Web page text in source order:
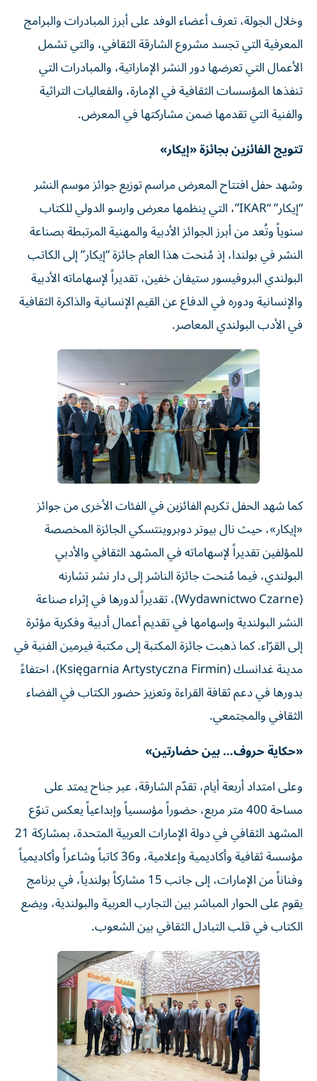
وخلال الجولة، تعرف أعضاء الوفد على أبرز المبادرات والبرامج
المعرفية التي تجسد مشروع الشارقة الثقافي، والتي تشمل
الأعمال التي تعرضها دور النشر الإماراتية، والمبادرات التي
تنفذها المؤسسات الثقافية في الإمارة، والفعاليات التراثية
والفنية التي تقدمها ضمن مشاركتها في المعرض.
تتويج الفائزين بجائزة «إيكار»
وشهد حفل افتتاح المعرض مراسم توزيع جوائز موسم النشر
“إيكار” “IKAR”، التي ينظمها معرض وارسو الدولي للكتاب
سنوياً وتُعد من أبرز الجوائز الأدبية والمهنية المرتبطة بصناعة
النشر في بولندا، إذ مُنحت هذا العام جائزة “إيكار” إلى الكاتب
البولندي البروفيسور ستيفان خفين، تقديراً لإسهاماته الأدبية
والإنسانية ودوره في الدفاع عن القيم الإنسانية والذاكرة الثقافية
في الأدب البولندي المعاصر.
كما شهد الحفل تكريم الفائزين في الفئات الأخرى من جوائز
«إيكار»، حيث نال بيوتر دوبروينتسكي الجائزة المخصصة
للمؤلفين تقديراً لإسهاماته في المشهد الثقافي والأدبي
البولندي، فيما مُنحت جائزة الناشر إلى دار نشر تشارنه
(Wydawnictwo Czarne)، تقديراً لدورها في إثراء صناعة
النشر البولندية وإسهامها في تقديم أعمال أدبية وفكرية مؤثرة
إلى القرّاء. كما ذهبت جائزة المكتبة إلى مكتبة فيرمين الفنية في
مدينة غدانسك (Księgarnia Artystyczna Firmin)، احتفاءً
بدورها في دعم ثقافة القراءة وتعزيز حضور الكتاب في الفضاء
الثقافي والمجتمعي.
«حكاية حروف… بين حضارتين»
وعلى امتداد أربعة أيام، تقدّم الشارقة، عبر جناح يمتد على
مساحة 400 متر مربع، حضوراً مؤسسياً وإبداعياً يعكس تنوّع
المشهد الثقافي في دولة الإمارات العربية المتحدة، بمشاركة 21
مؤسسة ثقافية وأكاديمية وإعلامية، و36 كاتباً وشاعراً وأكاديمياً
وفناناً من الإمارات، إلى جانب 15 مشاركاً بولندياً، في برنامج
يقوم على الحوار المباشر بين التجارب العربية والبولندية، ويضع
الكتاب في قلب التبادل الثقافي بين الشعوب.